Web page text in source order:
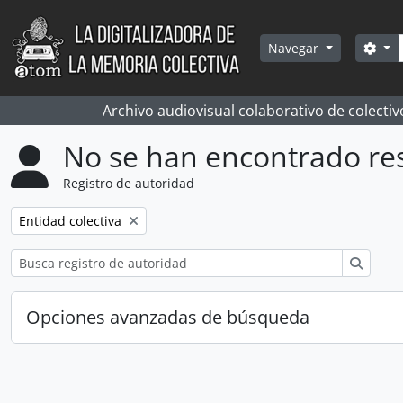
Skip to main content
Navegar
Archivo audiovisual colaborativo de
No se han encontrado
Registro de autoridad
Remove filter:
Entidad colectiva
Opciones avanzadas de búsqueda